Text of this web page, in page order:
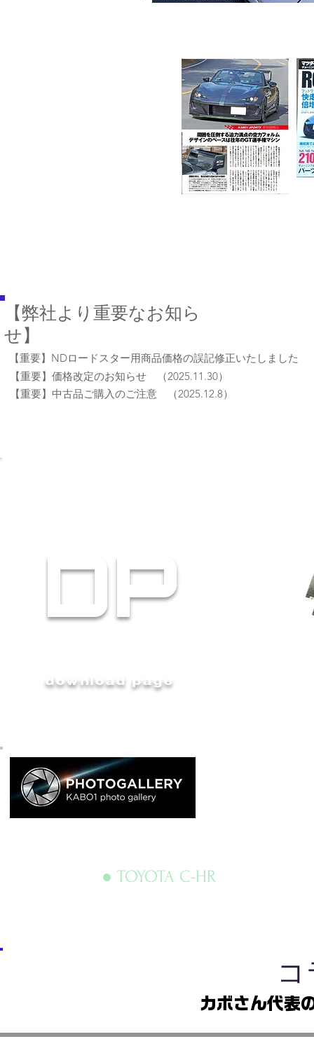
​【弊社より重要なお知ら
せ】
【重要】NDロードスター用商品価格の誤記修正いたしました
【重要】価格改定のお知らせ （2025.11.30）
​【重要】中古品ご購入のご注意 （2025.12.8）
DP
download page
● TOYOTA C-HR
カボさん代表